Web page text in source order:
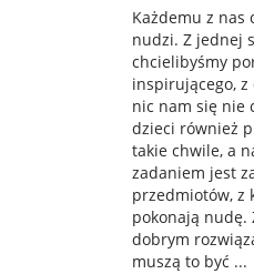
Każdemu z nas
nudzi. Z jednej
chcielibyśmy
inspirującego,
nic nam się nie
dzieci również
takie chwile, a
zadaniem jest
przedmiotów, z
pokonają nudę.
dobrym
muszą to być ...